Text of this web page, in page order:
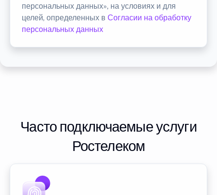
персональных данных», на условиях и для
целей, определенных в Согласии на обработку
персональных данных
Часто подключаемые услуги
Ростелеком